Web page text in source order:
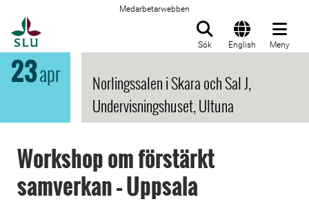
Medarbetarwebben
Sök English Meny
23apr
Norlingssalen i Skara och Sal J,
Undervisningshuset, Ultuna
Workshop om förstärkt
samverkan – Uppsala